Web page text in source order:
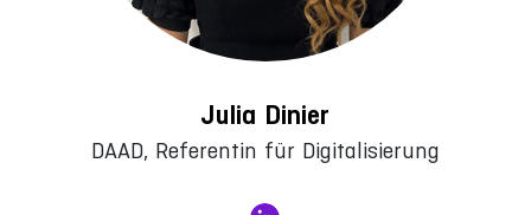
Julia Dinier
DAAD, Referentin für Digitalisierung